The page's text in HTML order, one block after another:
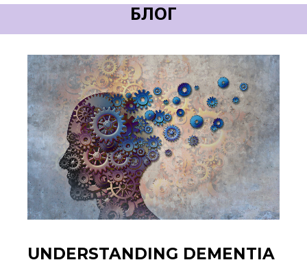
БЛОГ
UNDERSTANDING DEMENTIA